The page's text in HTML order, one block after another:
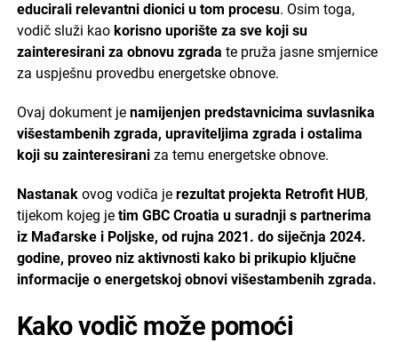
educirali relevantni dionici u tom procesu. Osim toga,
vodič služi kao korisno uporište za sve koji su
zainteresirani za obnovu zgrada te pruža jasne smjernice
za uspješnu provedbu energetske obnove.
Ovaj dokument je namijenjen predstavnicima suvlasnika
višestambenih zgrada, upraviteljima zgrada i ostalima
koji su zainteresirani za temu energetske obnove.
Nastanakovog vodiča je rezultat projekta Retrofit HUB,
tijekom kojeg je tim GBC Croatia u suradnji s partnerima
iz Mađarske i Poljske, od rujna 2021. do siječnja 2024.
godine, proveo niz aktivnosti kako bi prikupio ključne
informacije o energetskoj obnovi višestambenih zgrada.
Kako vodič može pomoći